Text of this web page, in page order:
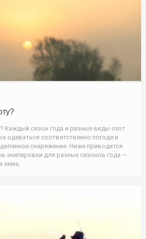
Каждый сезон года и разные виды охот
одеваться соответственно погоде и
снаряжение. Ниже приводится
экипировки для разных сезонов года —
зима,